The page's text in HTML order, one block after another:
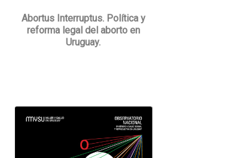
Abortus Interruptus. Política y
reforma legal del aborto en
Uruguay.